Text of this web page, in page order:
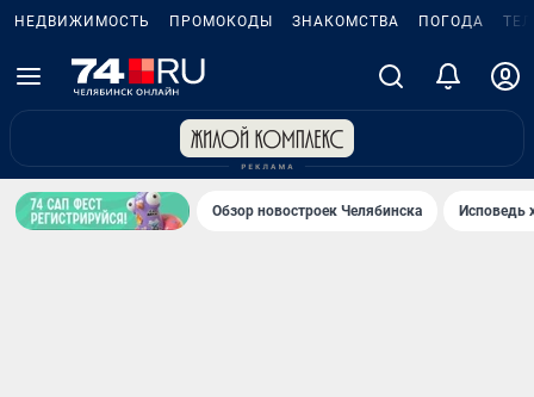
НЕДВИЖИМОСТЬ ПРОМОКОДЫ ЗНАКОМСТВА ПОГОДА
Обзор новостроек Челябинска Исповедь